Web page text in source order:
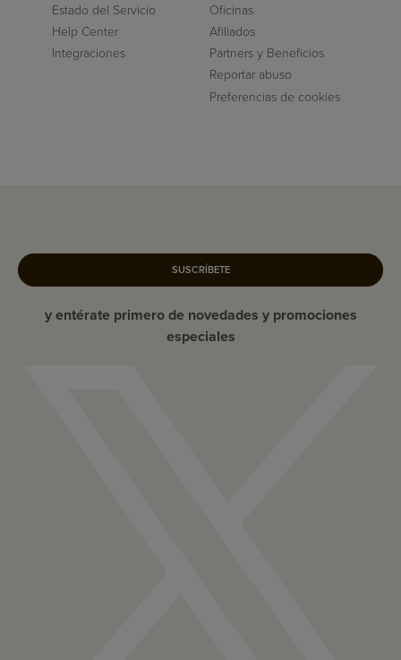
Estado del Servicio
Help Center
Integraciones
Oficinas
Afiliados
Partners y Beneficios
Reportar abuso
Preferencias de cookies
SUSCRÍBETE
y entérate primero de novedades y promociones
especiales